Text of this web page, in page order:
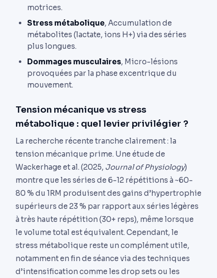
motrices.
Stress métabolique, Accumulation de
métabolites (lactate, ions H+) via des séries
plus longues.
Dommages musculaires, Micro-lésions
provoquées par la phase excentrique du
mouvement.
Tension mécanique vs stress
métabolique : quel levier privilégier ?
La recherche récente tranche clairement : la
tension mécanique prime. Une étude de
Wackerhage et al. (2025, Journal of Physiology)
montre que les séries de 6-12 répétitions à ~60-
80 % du 1RM produisent des gains d’hypertrophie
supérieurs de 23 % par rapport aux séries légères
à très haute répétition (30+ reps), même lorsque
le volume total est équivalent. Cependant, le
stress métabolique reste un complément utile,
notamment en fin de séance via des techniques
d’intensification comme les drop sets ou les